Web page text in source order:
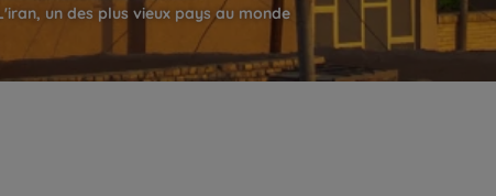
un des plus vieux pays au monde